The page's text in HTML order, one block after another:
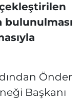
bulunulması
Önder
Başkanı